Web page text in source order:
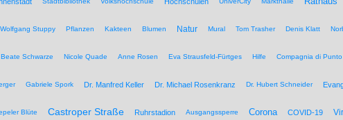
Stuppy Pflanzen Kakteen Blumen Natur Mural Tom Trasher Denis Klatt
Beate Schwarze Nicole Quade Anne Rosen Eva Strausfeld-Fürtges Hilfe Compagnia di Punto
Gabriele Spork Dr. Manfred Keller Dr. Michael Rosenkranz Dr. Hubert Schneider
Blüte Castroper Straße Ruhrstadion Ausgangssperre Corona COVID-19